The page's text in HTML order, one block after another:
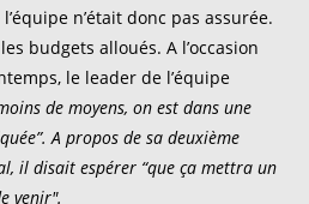
n’était donc pas assurée.
budgets alloués. A l’occasion
le leader de l’équipe
de moyens, on est dans une
A propos de sa deuxième
il disait espérer “que ça mettra un
venir".